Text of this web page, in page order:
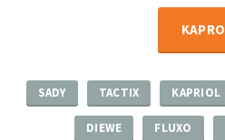
KAPRO
SADY TACTIX KAPRIOL
DIEWE FLUXO